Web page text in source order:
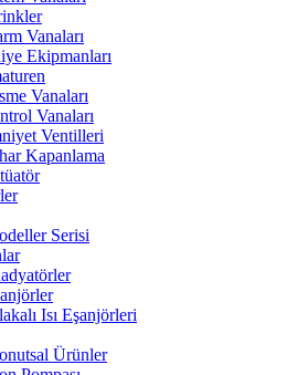
Vanaları
Ekipmanları
Vanaları
Vanaları
Ventilleri
Kapanlama
Serisi
Isı Eşanjörleri
Ürünler